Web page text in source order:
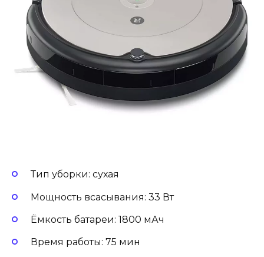
Тип уборки: сухая
Мощность всасывания: 33 Вт
Ёмкость батареи: 1800 мАч
Время работы: 75 мин